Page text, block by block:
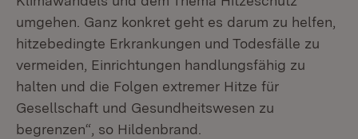
umgehen. Ganz konkret geht es darum zu helfen,
hitzebedingte Erkrankungen und Todesfälle zu
vermeiden, Einrichtungen handlungsfähig zu
halten und die Folgen extremer Hitze für
Gesellschaft und Gesundheitswesen zu
begrenzen“, so Hildenbrand.